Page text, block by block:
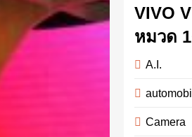
VIVO
หมวด
A.I.
Camera